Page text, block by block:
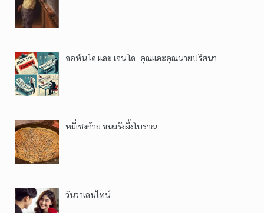
จอห์น โด และ เจน โด- คุณและคุณนายปริศนา
หมี่เชงก้วย ขนมรังผึ้งโบราณ
วันวาเลนไทน์